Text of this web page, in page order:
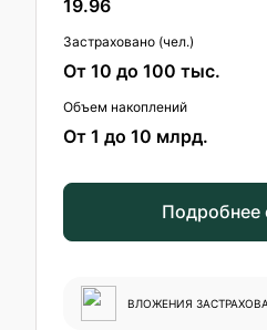
19.96
Застраховано (чел.)
От 10 до 100 тыс.
Объем накоплений
От 1 до 10 млрд.
Подробнее
ВЛОЖЕНИЯ